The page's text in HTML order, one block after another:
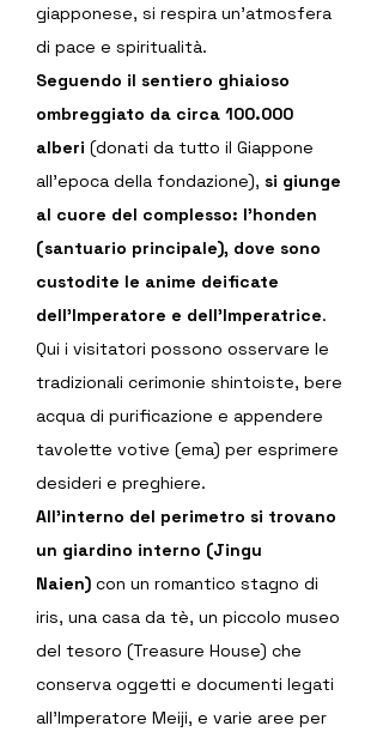
giapponese, si respira un’atmosfera
di pace e spiritualità.
Seguendo il sentiero ghiaioso
ombreggiato da circa 100.000
alberi (donati da tutto il Giappone
all’epoca della fondazione), si giunge
al cuore del complesso: l’honden
(santuario principale), dove sono
custodite le anime deificate
dell’Imperatore e dell’Imperatrice.
Qui i visitatori possono osservare le
tradizionali cerimonie shintoiste, bere
acqua di purificazione e appendere
tavolette votive (ema) per esprimere
desideri e preghiere.
All’interno del perimetro si trovano
un giardino interno (Jingu
Naien) con un romantico stagno di
iris, una casa da tè, un piccolo museo
del tesoro (Treasure House) che
conserva oggetti e documenti legati
all’Imperatore Meiji, e varie aree per